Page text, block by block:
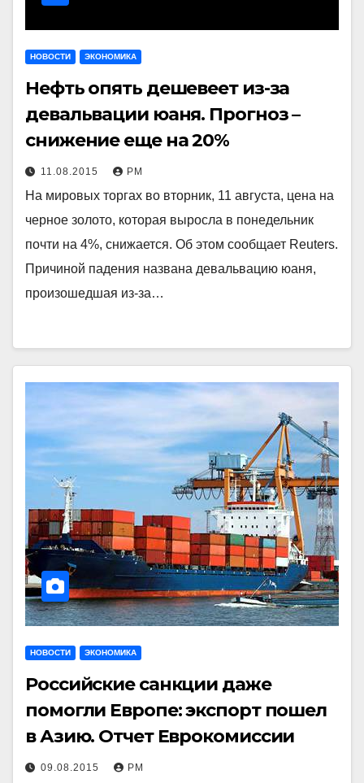
НОВОСТИ ЭКОНОМИКА
Нефть опять дешевеет из-за
девальвации юаня. Прогноз –
снижение еще на 20%
11.08.2015 РМ
На мировых торгах во вторник, 11 августа, цена на
черное золото, которая выросла в понедельник
почти на 4%, снижается. Об этом сообщает Reuters.
Причиной падения названа девальвацию юаня,
произошедшая из-за…
НОВОСТИ ЭКОНОМИКА
Российские санкции даже
помогли Европе: экспорт пошел
в Азию. Отчет Еврокомиссии
09.08.2015 РМ